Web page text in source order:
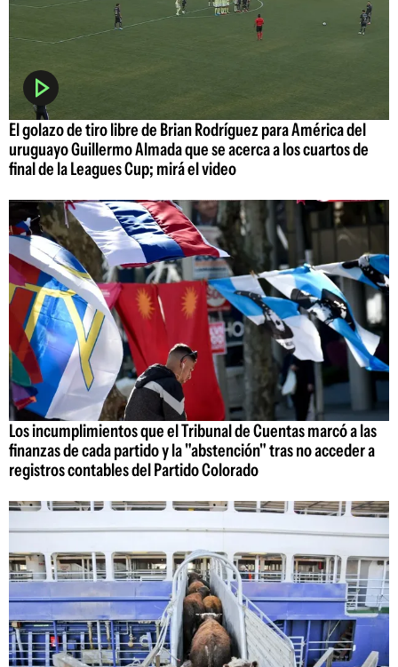
El golazo de tiro libre de Brian Rodríguez para América del
uruguayo Guillermo Almada que se acerca a los cuartos de
final de la Leagues Cup; mirá el video
Los incumplimientos que el Tribunal de Cuentas marcó a las
finanzas de cada partido y la "abstención" tras no acceder a
registros contables del Partido Colorado